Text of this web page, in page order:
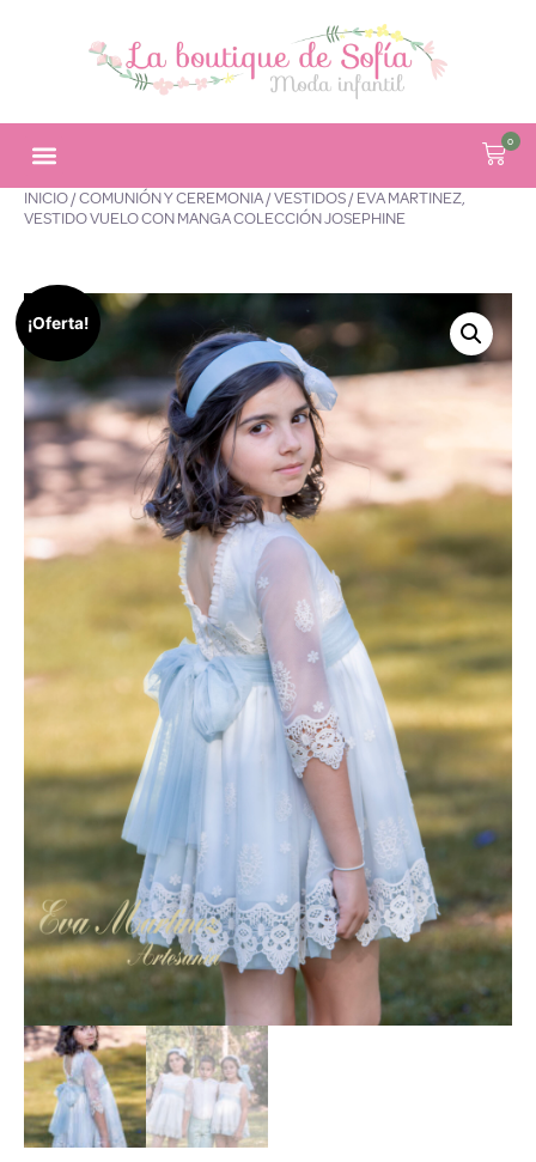
0
INICIO/COMUNIÓN Y CEREMONIA/VESTIDOS/ EVA MARTINEZ,
VESTIDO VUELO CON MANGA COLECCIÓN JOSEPHINE
¡Oferta!